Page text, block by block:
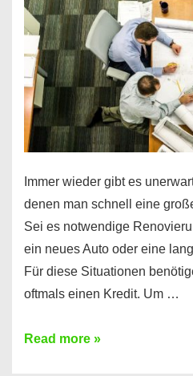
klar!
Immer wieder gibt es
denen man schnell eine
Sei es notwendige
ein neues Auto oder eine
Für diese Situationen
oftmals einen Kredit. Um …
Brauchen
Read more »